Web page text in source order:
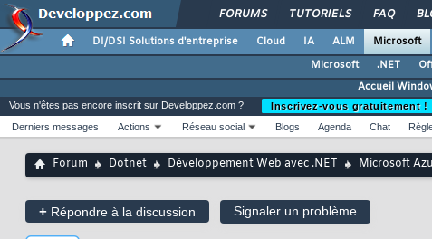
FORUMS TUTORIELS FAQ
DI/DSI Solutions d'entreprise Cloud IA ALM Microsoft
Microsoft
.NET
Accueil
Vous n'êtes pas encore inscrit sur Developpez.com ?
Inscrivez-vous gratuitement !
Derniers messages
Actions Réseau social Blogs Agenda Chat
Forum Dotnet Développement Web avec .NET Microsoft
+ Répondre à la discussion Signaler un problème